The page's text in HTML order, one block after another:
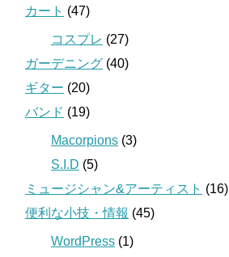
カート (47)
コスプレ (27)
ガーデニング (40)
ギター (20)
バンド (19)
Macorpions (3)
S.I.D (5)
ミュージシャン&アーティスト (16)
便利な小技・情報 (45)
WordPress (1)